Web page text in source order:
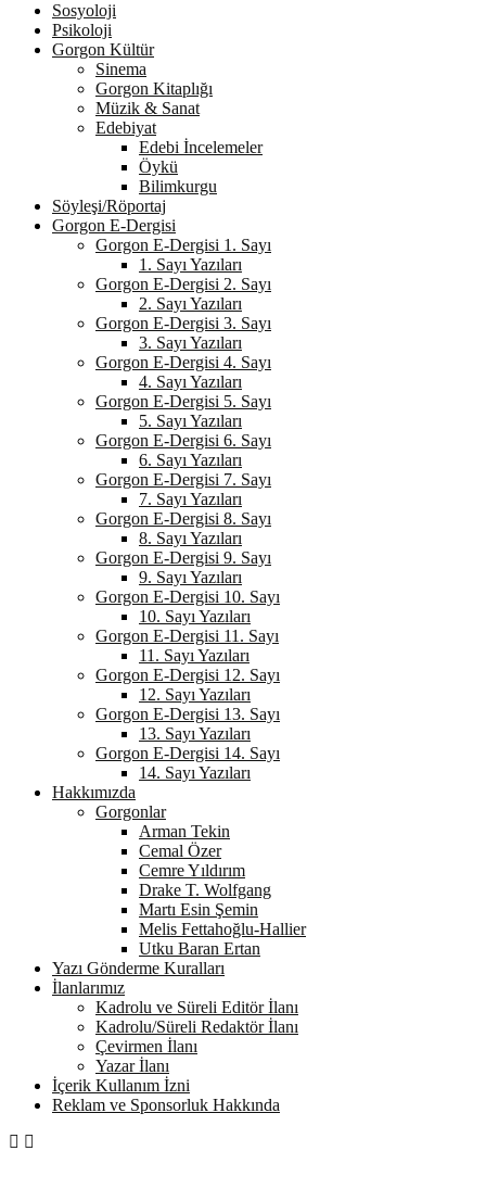
Sosyoloji
Psikoloji
Gorgon Kültür
Sinema
Gorgon Kitaplığı
Müzik & Sanat
Edebiyat
Edebi İncelemeler
Öykü
Bilimkurgu
Söyleşi/Röportaj
Gorgon E-Dergisi
Gorgon E-Dergisi 1. Sayı
1. Sayı Yazıları
Gorgon E-Dergisi 2. Sayı
2. Sayı Yazıları
Gorgon E-Dergisi 3. Sayı
3. Sayı Yazıları
Gorgon E-Dergisi 4. Sayı
4. Sayı Yazıları
Gorgon E-Dergisi 5. Sayı
5. Sayı Yazıları
Gorgon E-Dergisi 6. Sayı
6. Sayı Yazıları
Gorgon E-Dergisi 7. Sayı
7. Sayı Yazıları
Gorgon E-Dergisi 8. Sayı
8. Sayı Yazıları
Gorgon E-Dergisi 9. Sayı
9. Sayı Yazıları
Gorgon E-Dergisi 10. Sayı
10. Sayı Yazıları
Gorgon E-Dergisi 11. Sayı
11. Sayı Yazıları
Gorgon E-Dergisi 12. Sayı
12. Sayı Yazıları
Gorgon E-Dergisi 13. Sayı
13. Sayı Yazıları
Gorgon E-Dergisi 14. Sayı
14. Sayı Yazıları
Hakkımızda
Gorgonlar
Arman Tekin
Cemal Özer
Cemre Yıldırım
Drake T. Wolfgang
Martı Esin Şemin
Melis Fettahoğlu-Hallier
Utku Baran Ertan
Yazı Gönderme Kuralları
İlanlarımız
Kadrolu ve Süreli Editör İlanı
Kadrolu/Süreli Redaktör İlanı
Çevirmen İlanı
Yazar İlanı
İçerik Kullanım İzni
Reklam ve Sponsorluk Hakkında